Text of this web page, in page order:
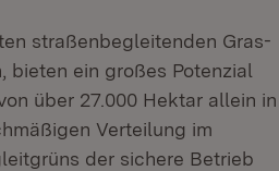
straßenbegleitenden Gras-
bieten ein großes Potenzial
über 27.000 Hektar allein in
Verteilung im
der sichere Betrieb